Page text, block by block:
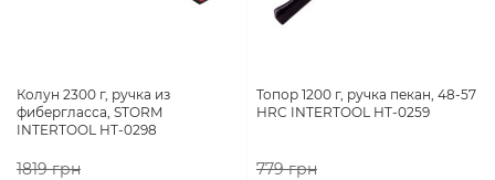
Колун 2300 г, ручка из
фибергласса, STORM
INTERTOOL HT-0298
1819грн
Топор 1200 г, ручка пекан, 48-57
HRC INTERTOOL HT-0259
779грн